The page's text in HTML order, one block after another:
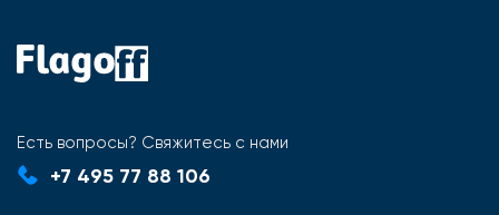
Есть вопросы? Свяжитесь с нами
+7 495 77 88 106